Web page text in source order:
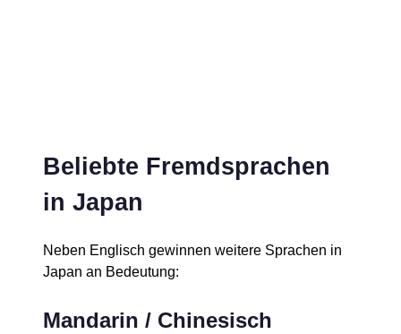
Beliebte Fremdsprachen
in Japan
Neben Englisch gewinnen weitere Sprachen in
Japan an Bedeutung:
Mandarin / Chinesisch